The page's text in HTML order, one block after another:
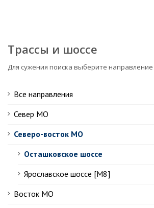
Трассы и шоссе
Для сужения поиска выберите направление
Все направления
Север МО
Северо-восток МО
Осташковское шоссе
Ярославское шоссе [М8]
Восток МО